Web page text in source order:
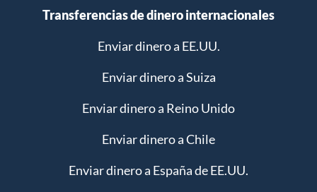
Transferencias de dinero internacionales
Enviar dinero a EE.UU.
Enviar dinero a Suiza
Enviar dinero a Reino Unido
Enviar dinero a Chile
Enviar dinero a España de EE.UU.